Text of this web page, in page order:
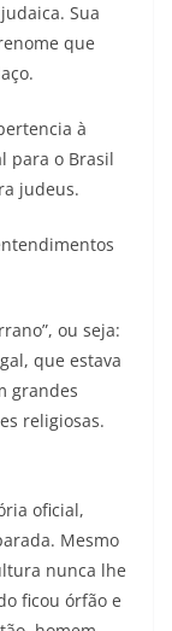
Sua
que
à
para o Brasil
judeus.
ou seja:
que estava
grandes
religiosas.
oficial,
Mesmo
nunca lhe
ficou órfão e